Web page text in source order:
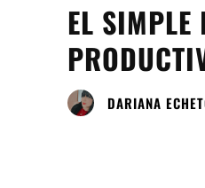
EL SIMPLE
DARIANA